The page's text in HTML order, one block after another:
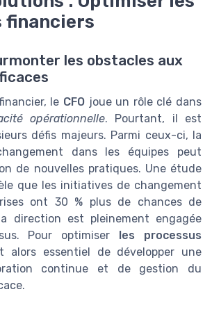
financiers
les obstacles aux
le CFO joue un rôle clé dans
opérationnelle. Pourtant, il est
défis majeurs. Parmi ceux-ci, la
dans les équipes peut
de nouvelles pratiques. Une étude
que les initiatives de changement
ont 30 % plus de chances de
direction est pleinement engagée
Pour optimiser
les processus
alors essentiel de développer une
continue et de gestion du